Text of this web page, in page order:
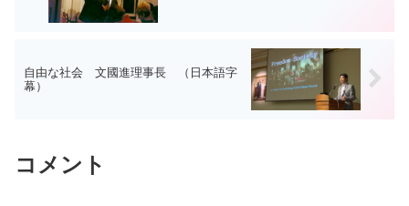
自由な社会 文國進理事長 （日本語字
幕）
コメント